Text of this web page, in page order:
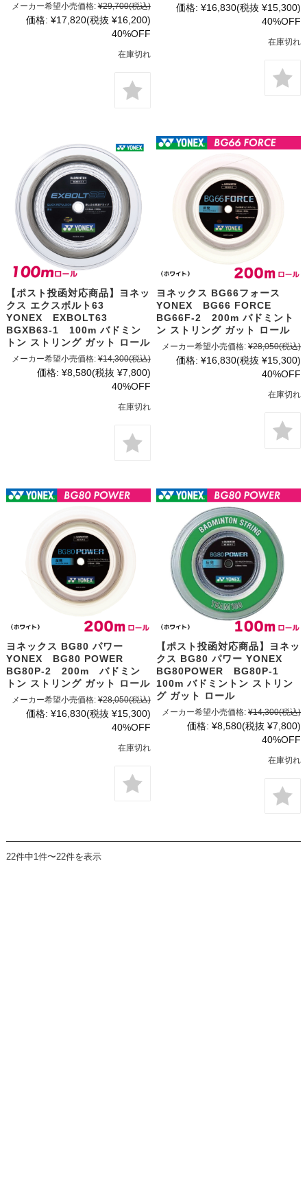
メーカー希望小売価格: ¥29,700(税込)
価格: ¥17,820(税抜 ¥16,200)
40%OFF
在庫切れ
価格: ¥16,830(税抜 ¥15,300)
40%OFF
在庫切れ
【ポスト投函対応商品】ヨネッ
クス エクスボルト63
YONEX EXBOLT63
BGXB63-1 100m バドミン
トン ストリング ガット ロール
メーカー希望小売価格: ¥14,300(税込)
価格: ¥8,580(税抜 ¥7,800)
40%OFF
在庫切れ
ヨネックス BG66フォース
YONEX BG66 FORCE
BG66F-2 200m バドミント
ン ストリング ガット ロール
メーカー希望小売価格: ¥28,050(税込)
価格: ¥16,830(税抜 ¥15,300)
40%OFF
在庫切れ
ヨネックス BG80 パワー
YONEX BG80 POWER
BG80P-2 200m バドミン
トン ストリング ガット ロール
メーカー希望小売価格: ¥28,050(税込)
価格: ¥16,830(税抜 ¥15,300)
40%OFF
在庫切れ
【ポスト投函対応商品】ヨネッ
クス BG80 パワー YONEX
BG80POWER BG80P-1
100m バドミントン ストリン
グ ガット ロール
メーカー希望小売価格: ¥14,300(税込)
価格: ¥8,580(税抜 ¥7,800)
40%OFF
在庫切れ
22件中1件〜22件を表示